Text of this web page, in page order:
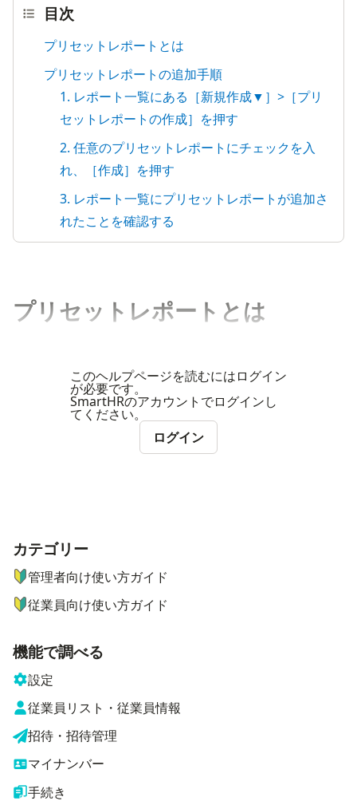
目次
プリセットレポートとは
プリセットレポートの追加手順
1. レポート一覧にある［新規作成▼］>［プリ
セットレポートの作成］を押す
2. 任意のプリセットレポートにチェックを入
れ、［作成］を押す
3. レポート一覧にプリセットレポートが追加さ
れたことを確認する
プリセットレポートとは
このヘルプページを読むにはログイン
が必要です。
SmartHRのアカウントでログインし
てください。
ログイン
ナビゲーションメニュー
カテゴリー
管理者向け使い方ガイド
従業員向け使い方ガイド
機能で調べる
設定
従業員リスト・従業員情報
招待・招待管理
マイナンバー
手続き